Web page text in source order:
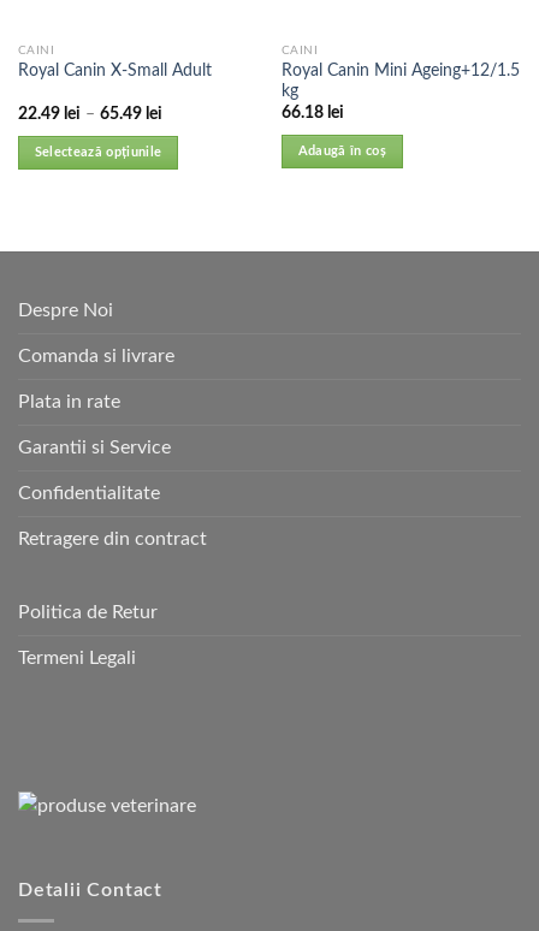
CAINI
Royal Canin X-Small Adult
22.49 lei – 65.49 lei
Selectează opțiunile
CAINI
Royal Canin Mini Ageing+12/1.5
kg
66.18 lei
Adaugă în coș
Despre Noi
Comanda si livrare
Plata in rate
Garantii si Service
Confidentialitate
Retragere din contract
Politica de Retur
Termeni Legali
Detalii Contact